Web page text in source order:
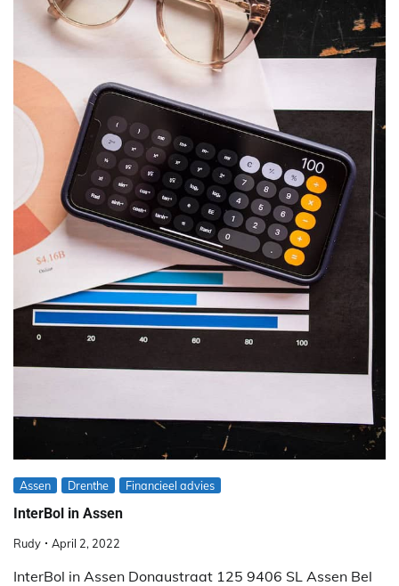
Assen Drenthe Financieel advies
InterBol in Assen
Rudy April 2, 2022
InterBol in Assen Donaustraat 125 9406 SL Assen Bel